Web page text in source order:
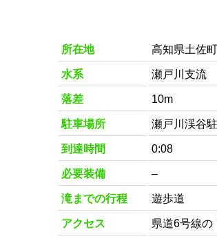
所在地 高知県土佐
水系 瀬戸川支流
落差 10m
駐車場所 瀬戸川渓谷
到達時間 0:08
必要装備 –
滝までの行程 遊歩道
アクセス 県道6号線の